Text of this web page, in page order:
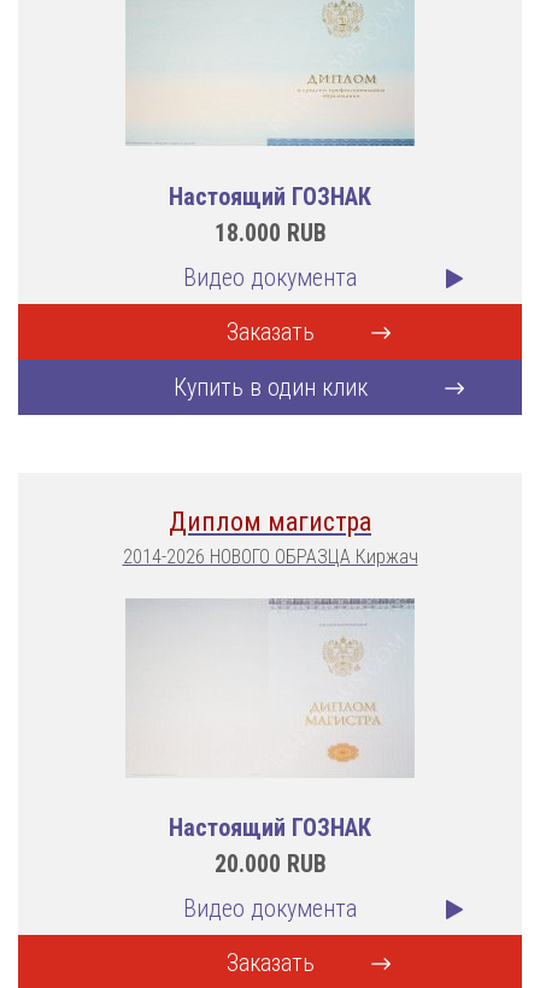
Настоящий ГОЗНАК
18.000 RUB
Видео документа
Заказать
Купить в один клик
Диплом магистра
2014-2026 НОВОГО ОБРАЗЦА Киржач
Настоящий ГОЗНАК
20.000 RUB
Видео документа
Заказать